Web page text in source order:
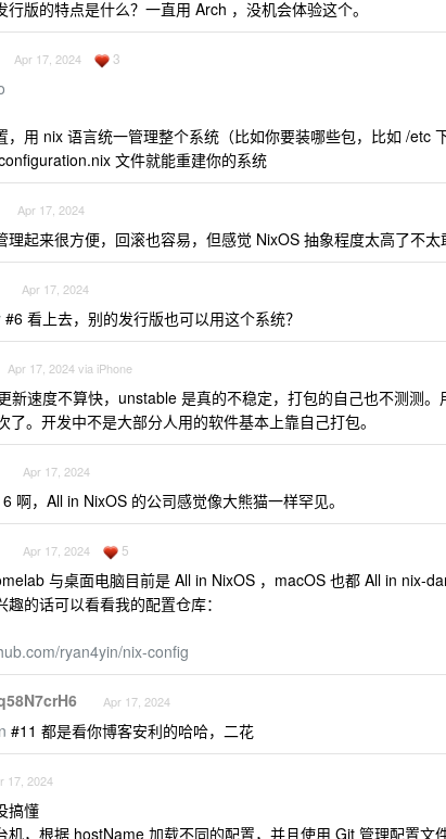
行版的特点是什么？一直用 Arch ，没机会体验这个。
Apr 17, 2024 3
，用 nix 语言统一管理整个系统（比如你要装哪些包，比如 /etc
文件就能重建你的系统
Apr 17, 2024
理起来很方便，回滚也容易，但感觉 NixOS 抽象程度太高了不
Apr 17, 2024
#6 看上去，别的发行版也可以用这个系统？
Apr 17, 2024 via iPhone
新速度不算快，unstable 是真的不稳定，打包的自己也不测测
了。开发中不是大部分人用的软件基本上靠自己打包。
Apr 17, 2024
6 啊，All in NixOS 的公司感觉像大熊猫一样罕见。
Apr 17, 2024 5
与桌面电脑目前是 All in NixOS ，macOS 也都 All in nix-
趣的话可以看看我的配置仓库：
ryan4yin/nix-config
Apr 17, 2024
#11 都是看你博客安利的哈哈，二花
17, 2024
搞懂
机，根据 hostName 加载不同的配置，并且使用 Git 管理配置文件